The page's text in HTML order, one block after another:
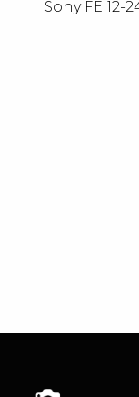
Sony FE 12-